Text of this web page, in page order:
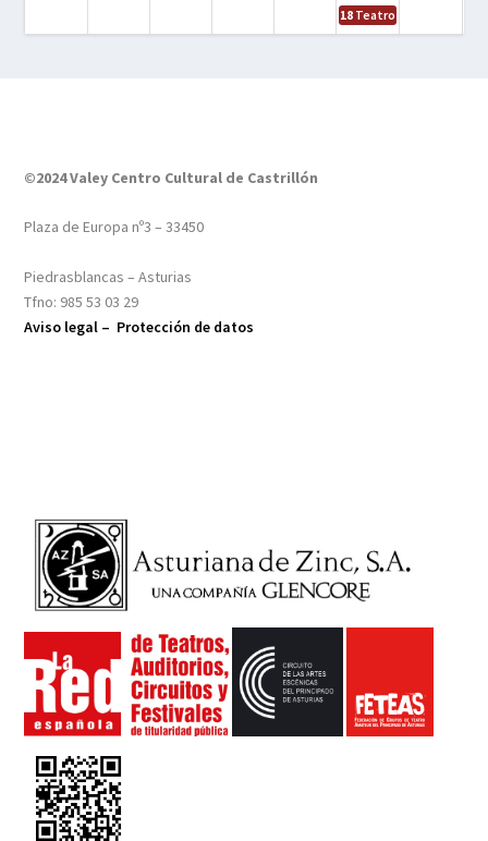
18 Teatro – Tres
©2024 Valey Centro Cultural de Castrillón
Plaza de Europa nº3 – 33450
Piedrasblancas – Asturias
Tfno: 985 53 03 29
Aviso legal – Protección de datos